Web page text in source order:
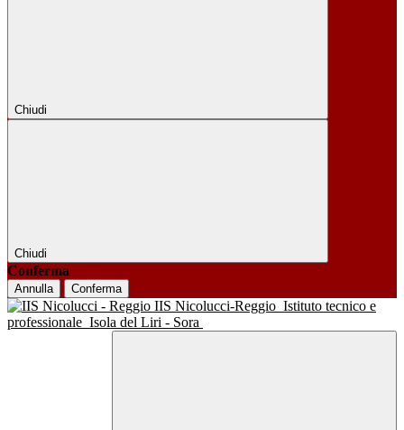
Chiudi
Chiudi
Conferma
Annulla Conferma
IIS Nicolucci-Reggio Istituto tecnico e
professionale Isola del Liri - Sora